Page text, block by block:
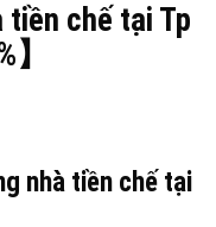
tiền chế tại Tp
nhà tiền chế tại